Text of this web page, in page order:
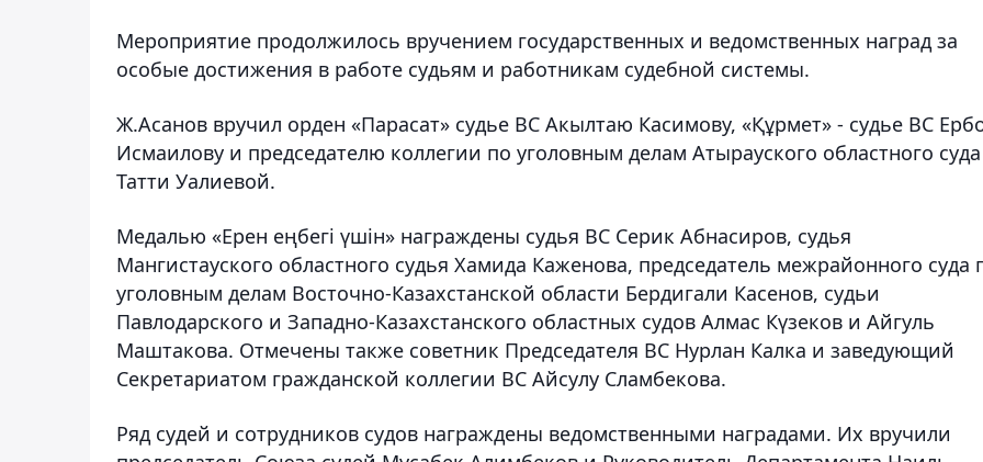
Мероприятие продолжилось вручением государственных и ведомственных наград за
особые достижения в работе судьям и работникам судебной системы.
Ж.Асанов вручил орден «Парасат» судье ВС Акылтаю Касимову, «Құрмет» - судье ВС
Исмаилову и председателю коллегии по уголовным делам Атырауского областного суда
Татти Уалиевой.
Медалью «Ерен еңбегі үшін» награждены судья ВС Серик Абнасиров, судья
Мангистауского областного судья Хамида Каженова, председатель межрайонного суда
уголовным делам Восточно-Казахстанской области Бердигали Касенов, судьи
Павлодарского и Западно-Казахстанского областных судов Алмас Күзеков и Айгуль
Маштакова. Отмечены также советник Председателя ВС Нурлан Калка и заведующий
Секретариатом гражданской коллегии ВС Айсулу Сламбекова.
Ряд судей и сотрудников судов награждены ведомственными наградами. Их вручили